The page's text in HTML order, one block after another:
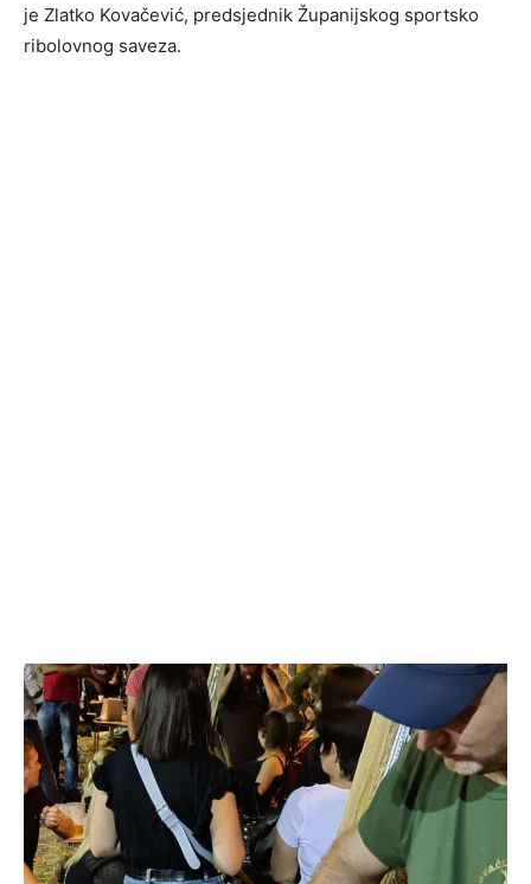
je Zlatko Kovačević, predsjednik Županijskog sportsko
ribolovnog saveza.